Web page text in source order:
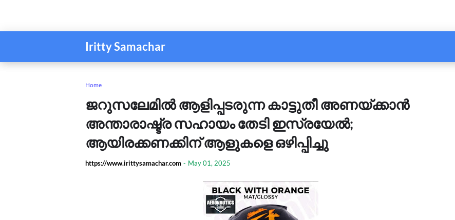
Iritty Samachar
Home
ജറുസലേമിൽ ആളിപ്പടരുന്ന കാട്ടുതീ അണയ്ക്കാൻ
അന്താരാഷ്ട്ര സഹായം തേടി ഇസ്രയേൽ;
ആയിരക്കണക്കിന് ആളുകളെ ഒഴിപ്പിച്ചു
https://www.irittysamachar.com - May 01, 2025